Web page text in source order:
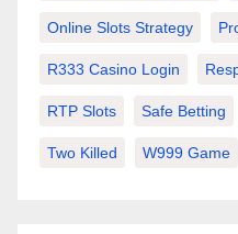
Online Slots Strategy
R333 Casino Login
RTP Slots Safe Betting
Two Killed W999 Game